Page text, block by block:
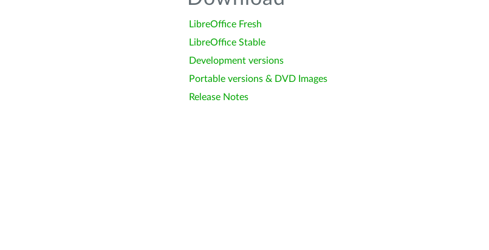
LibreOffice Fresh
LibreOffice Stable
Development versions
Portable versions & DVD Images
Release Notes